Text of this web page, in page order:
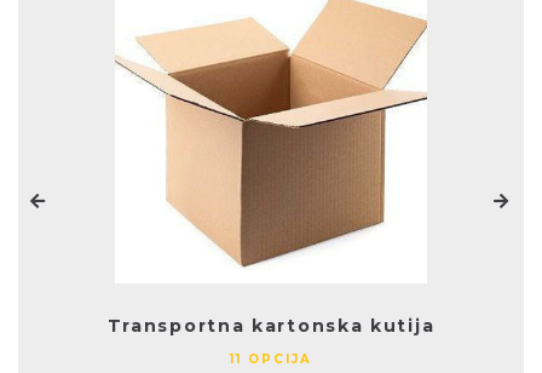
Transportna kartonska kutija
11 OPCIJA